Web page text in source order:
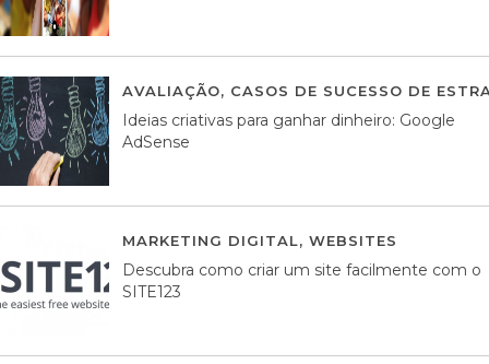
AVALIAÇÃO, CASOS DE SUCESSO DE
Ideias criativas para ganhar dinheiro: Google
AdSense
MARKETING DIGITAL, WEBSITES
Descubra como criar um site facilmente com o
SITE123